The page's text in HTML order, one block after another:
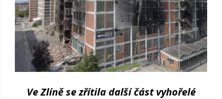
Ve Zlíně se zřítila další část vyhořelé